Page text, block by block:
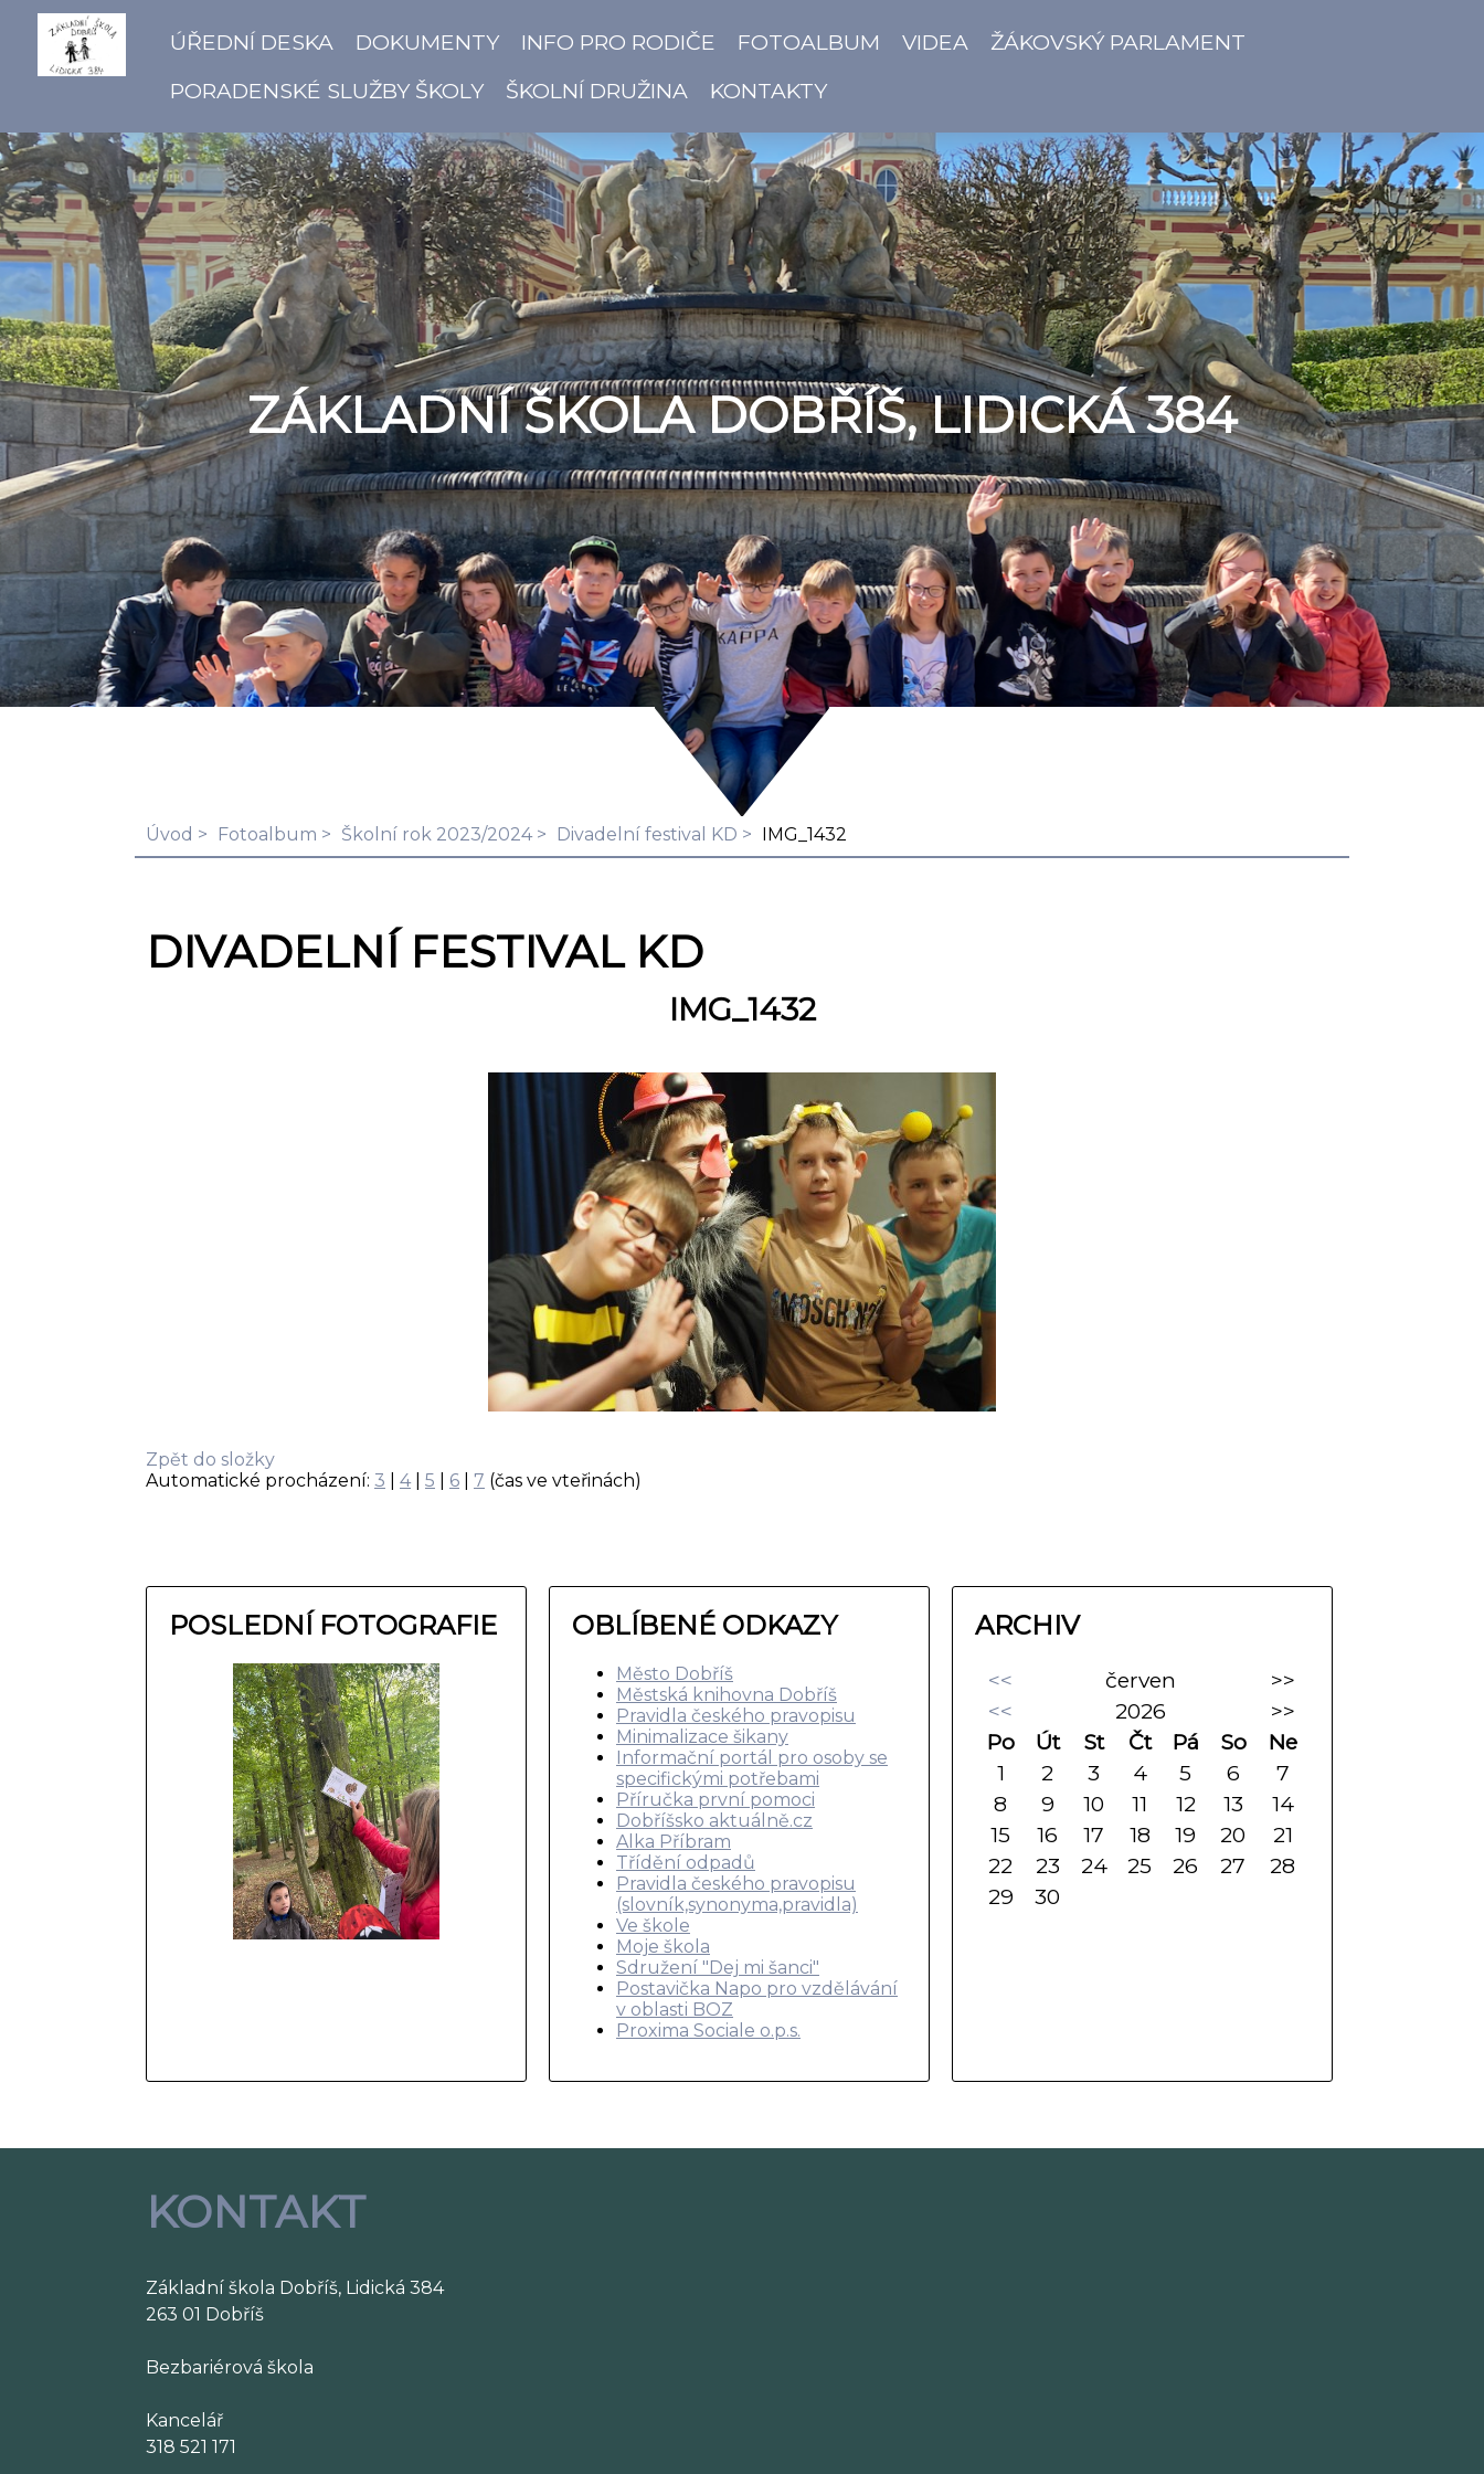
ÚŘEDNÍ DESKA DOKUMENTY INFO PRO RODIČE FOTOALBUM VIDEA
ŽÁKOVSKÝ PARLAMENT
PORADENSKÉ SLUŽBY ŠKOLY
ŠKOLNÍ DRUŽINA KONTAKTY
ZÁKLADNÍ ŠKOLA DOBŘÍŠ, LIDICKÁ 384
Úvod Fotoalbum Školní rok 2023/2024 Divadelní festival KD IMG_1432
DIVADELNÍ FESTIVAL KD
IMG_1432
Zpět do složky
Automatické procházení: 3 4| 5 6 7 (čas ve vteřinách)
POSLEDNÍ FOTOGRAFIE OBLÍBENÉ ODKAZY
Město Dobříš
Městská knihovna Dobříš
Pravidla českého pravopisu
Minimalizace šikany
Informační portál pro osoby se
specifickými potřebami
Příručka první pomoci
Dobříšsko aktuálně.cz
Alka Příbram
Třídění odpadů
Pravidla českého pravopisu
(slovník,synonyma,pravidla)
Ve škole
Moje škola
Sdružení "Dej mi šanci"
Postavička Napo pro vzdělávání
v oblasti BOZ
Proxima Sociale o.p.s.
ARCHIV
<< červen
>>
<<
2026
>>
Po
Út St Čt Pá So
Ne
1
2 3 4 5 6
7
8
9 10 11 12 13
14
15
16 17 18 19 20
21
22
23 24 25 26 27
28
29
30
KONTAKT
Základní škola Dobříš, Lidická 384
263 01 Dobříš
Bezbariérová škola
Kancelář
318 521 171